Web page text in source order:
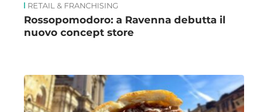
RETAIL & FRANCHISING
Rossopomodoro: a Ravenna debutta il
nuovo concept store